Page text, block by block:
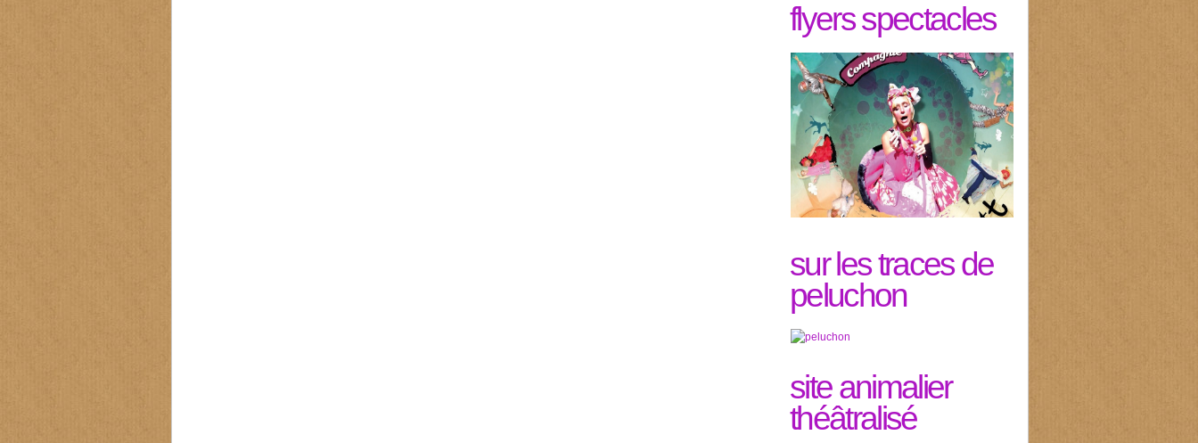
flyers spectacles
sur les traces de
peluchon
site animalier
théâtralisé